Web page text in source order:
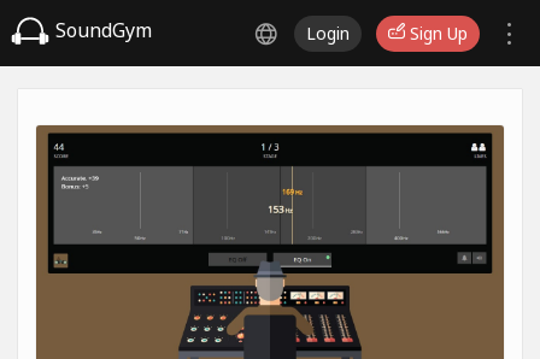
SoundGym Login Sign Up